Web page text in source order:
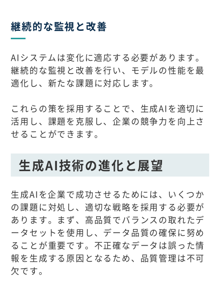
継続的な監視と改善
AIシステムは変化に適応する必要があります。
継続的な監視と改善を行い、モデルの性能を最
適化し、新たな課題に対応します。
これらの策を採用することで、生成AIを適切に
活用し、課題を克服し、企業の競争力を向上さ
せることができます。
生成AI技術の進化と展望
生成AIを企業で成功させるためには、いくつか
の課題に対処し、適切な戦略を採用する必要が
あります。まず、高品質でバランスの取れたデ
ータセットを使用し、データ品質の確保に努め
ることが重要です。不正確なデータは誤った情
報を生成する原因となるため、品質管理は不可
欠です。